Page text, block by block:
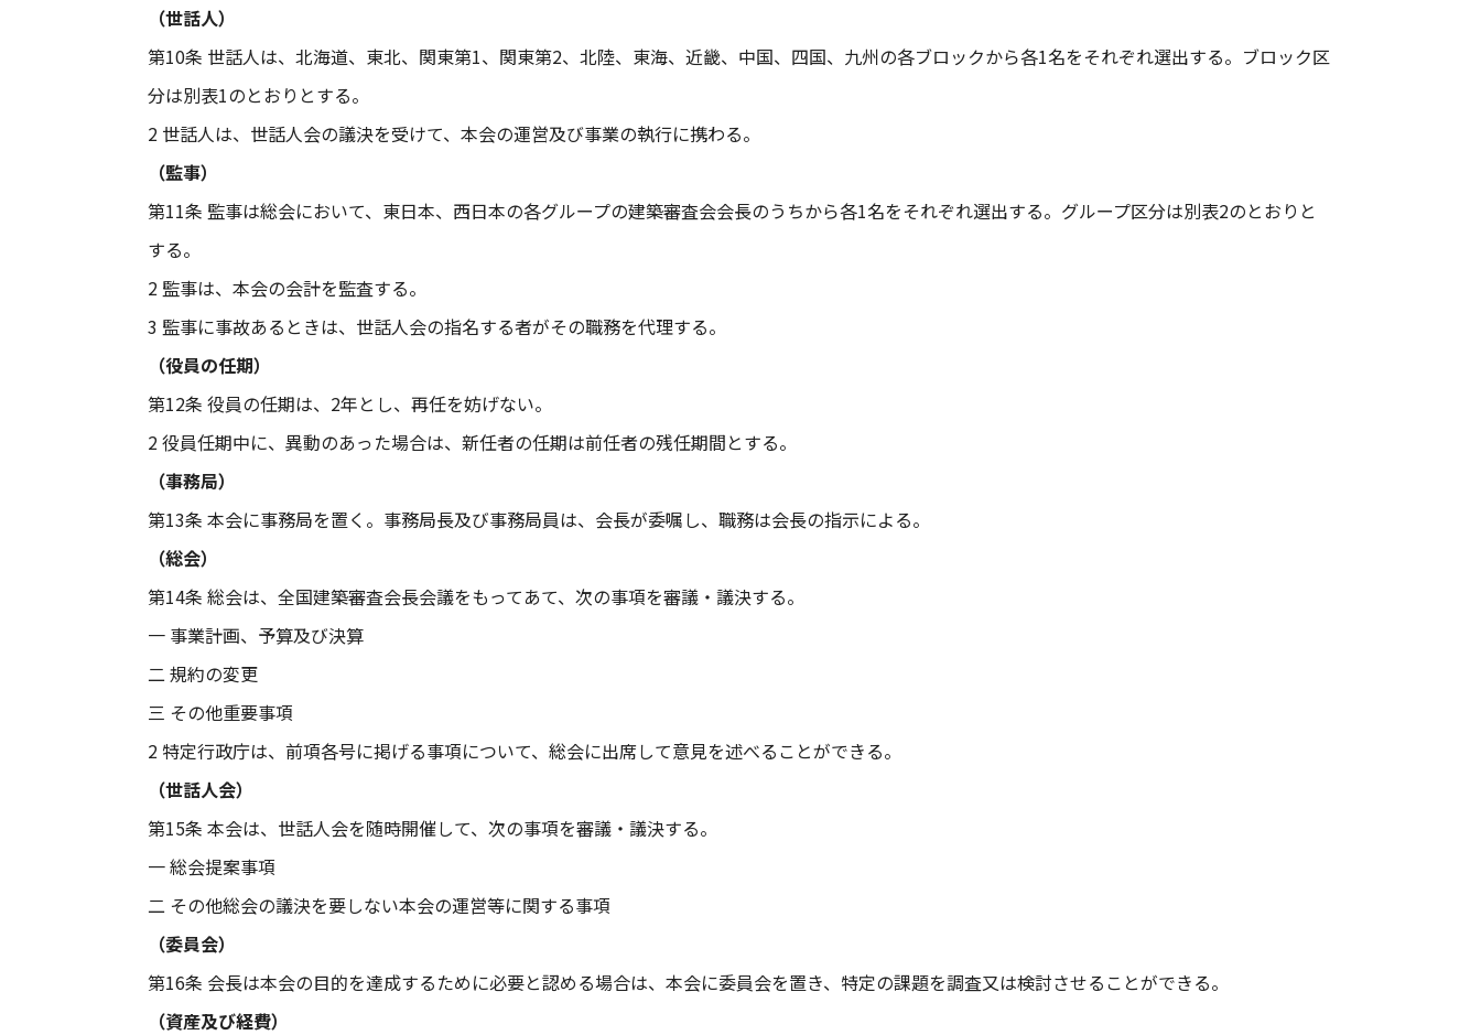
（世話人）
第10条 世話人は、北海道、東北、関東第1、関東第2、北陸、東海、近畿、中国、四国、九州の各ブロックから各1名をそれぞれ選出する。ブロック区
分は別表1のとおりとする。
2 世話人は、世話人会の議決を受けて、本会の運営及び事業の執行に携わる。
（監事）
第11条 監事は総会において、東日本、西日本の各グループの建築審査会会長のうちから各1名をそれぞれ選出する。グループ区分は別表2のとおりと
する。
2 監事は、本会の会計を監査する。
3 監事に事故あるときは、世話人会の指名する者がその職務を代理する。
（役員の任期）
第12条 役員の任期は、2年とし、再任を妨げない。
2 役員任期中に、異動のあった場合は、新任者の任期は前任者の残任期間とする。
（事務局）
第13条 本会に事務局を置く。事務局長及び事務局員は、会長が委嘱し、職務は会長の指示による。
（総会）
第14条 総会は、全国建築審査会長会議をもってあて、次の事項を審議・議決する。
一 事業計画、予算及び決算
二 規約の変更
三 その他重要事項
2 特定行政庁は、前項各号に掲げる事項について、総会に出席して意見を述べることができる。
（世話人会）
第15条 本会は、世話人会を随時開催して、次の事項を審議・議決する。
一 総会提案事項
二 その他総会の議決を要しない本会の運営等に関する事項
（委員会）
第16条 会長は本会の目的を達成するために必要と認める場合は、本会に委員会を置き、特定の課題を調査又は検討させることができる。
（資産及び経費）